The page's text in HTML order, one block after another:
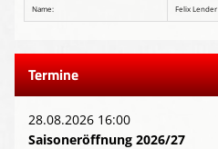
Name: Felix Lender
Termine
28.08.2026 16:00
Saisoneröffnung 2026/27